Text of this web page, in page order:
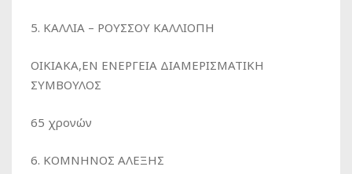
5. ΚΑΛΛΙΑ – ΡΟΥΣΣΟΥ ΚΑΛΛΙΟΠΗ
ΟΙΚΙΑΚΑ,ΕΝ ΕΝΕΡΓΕΙΑ ΔΙΑΜΕΡΙΣΜΑΤΙΚΗ
ΣΥΜΒΟΥΛΟΣ
65 χρονών
6. ΚΟΜΝΗΝΟΣ ΑΛΕΞΗΣ